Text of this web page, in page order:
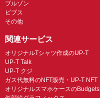
ブルゾン
ビブス
その他
関連サービス
オリジナルTシャツ作成のUP-T
UP-T Talk
UP-T クジ
ガス代無料のNFT販売・UP-T NFT
オリジナルスマホケースのBudgets